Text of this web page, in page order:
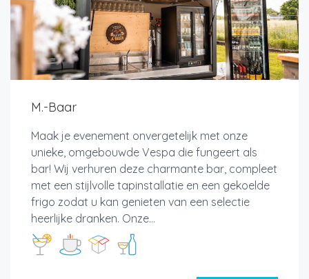
M.-Baar
Maak je evenement onvergetelijk met onze
unieke, omgebouwde Vespa die fungeert als
bar! Wij verhuren deze charmante bar, compleet
met een stijlvolle tapinstallatie en een gekoelde
frigo zodat u kan genieten van een selectie
heerlijke dranken. Onze...